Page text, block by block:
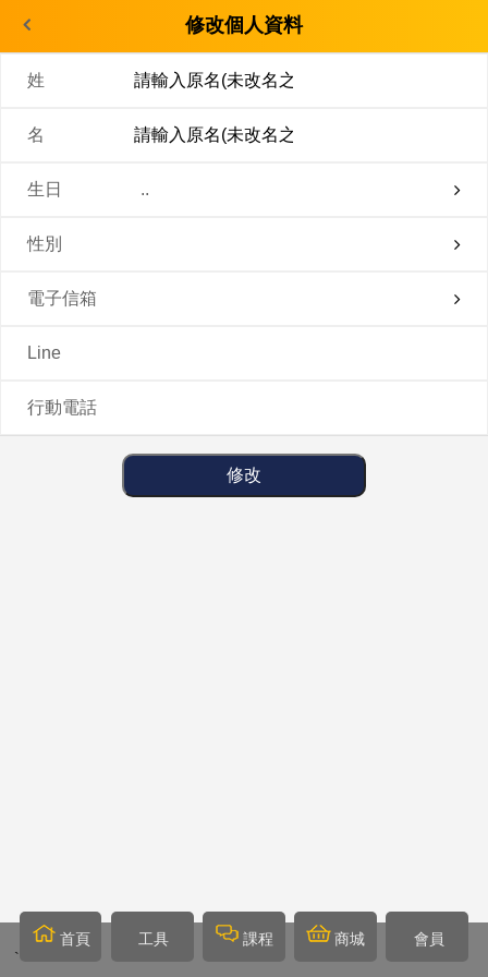
修改個人資料
姓
名
生日 ..
性別
電子信箱
Line
行動電話
修改
首頁 工具 課程 商城 會員
`